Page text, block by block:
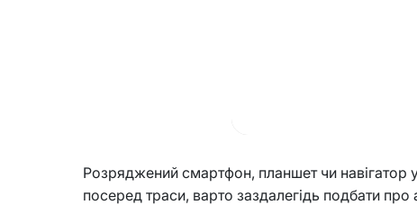
Розряджений смартфон, планшет чи навігатор
посеред траси, варто заздалегідь подбати